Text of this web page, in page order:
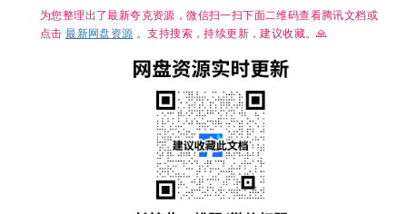
为您整理出了最新夸克资源，微信扫一扫下面二维码查看腾讯文档或
点击最新网盘资源 。支持搜索，持续更新，建议收藏。🙏